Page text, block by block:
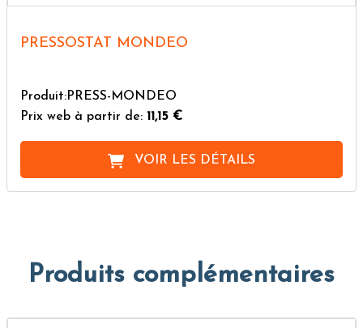
PRESSOSTAT MONDEO
Produit:PRESS-MONDEO
Prix web à partir de: 11,15 €
VOIR LES DÉTAILS
Produits complémentaires